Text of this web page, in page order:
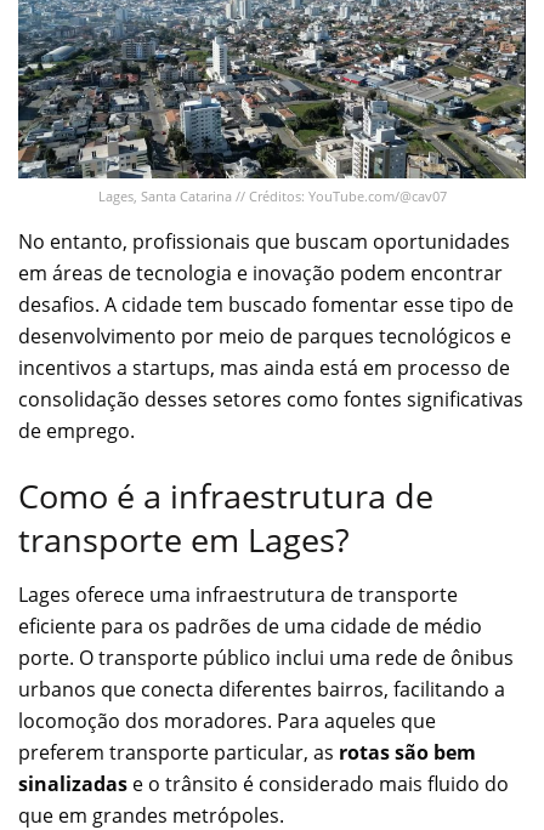
Lages, Santa Catarina // Créditos: YouTube.com/@cav07
No entanto, profissionais que buscam oportunidades
em áreas de tecnologia e inovação podem encontrar
desafios. A cidade tem buscado fomentar esse tipo de
desenvolvimento por meio de parques tecnológicos e
incentivos a startups, mas ainda está em processo de
consolidação desses setores como fontes significativas
de emprego.
Como é a infraestrutura de
transporte em Lages?
Lages oferece uma infraestrutura de transporte
eficiente para os padrões de uma cidade de médio
porte. O transporte público inclui uma rede de ônibus
urbanos que conecta diferentes bairros, facilitando a
locomoção dos moradores. Para aqueles que
preferem transporte particular, as rotas são bem
sinalizadas e o trânsito é considerado mais fluido do
que em grandes metrópoles.